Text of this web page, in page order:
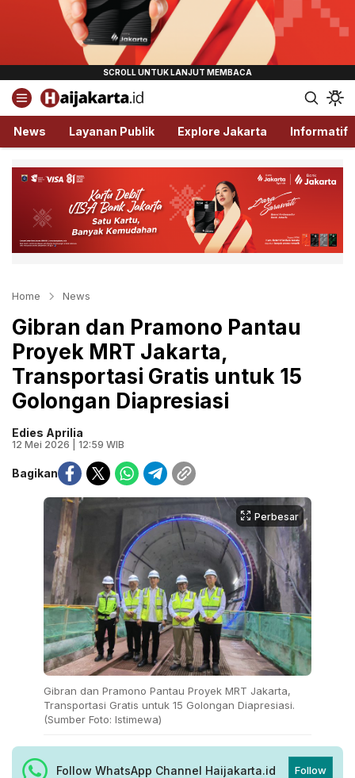
Haijakarta.id
Semua Tentang Jakarta Ada Disini!
News Layanan Publik Explore Jakarta Informatif
Home News
Gibran dan Pramono Pantau
Proyek MRT Jakarta,
Transportasi Gratis untuk 15
Golongan Diapresiasi
Edies Aprilia
12 Mei 2026 | 12:59 WIB
Bagikan
Perbesar
Gibran dan Pramono Pantau Proyek MRT Jakarta,
Transportasi Gratis untuk 15 Golongan Diapresiasi.
(Sumber Foto: Istimewa)
Follow WhatsApp Channel Haijakarta.id Follow